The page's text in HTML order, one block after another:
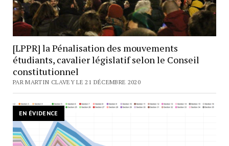
[LPPR] la Pénalisation des mouvements
étudiants, cavalier législatif selon le Conseil
constitutionnel
PAR MARTIN CLAVEY LE 21 DÉCEMBRE 2020
EN ÉVIDENCE